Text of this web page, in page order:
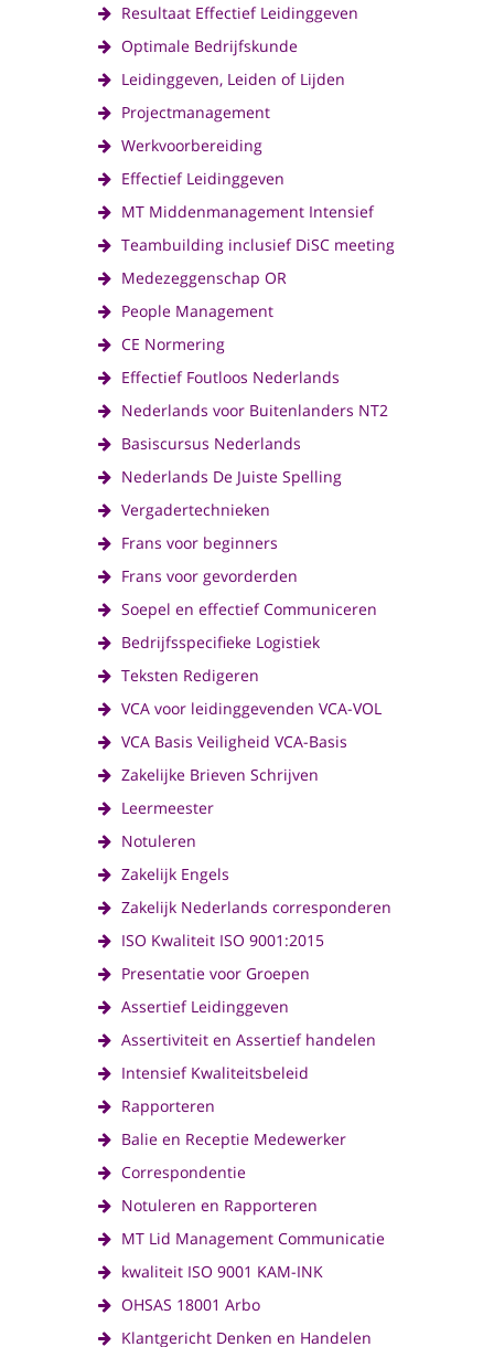
Resultaat Effectief Leidinggeven
Optimale Bedrijfskunde
Leidinggeven, Leiden of Lijden
Projectmanagement
Werkvoorbereiding
Effectief Leidinggeven
MT Middenmanagement Intensief
Teambuilding inclusief DiSC meeting
Medezeggenschap OR
People Management
CE Normering
Effectief Foutloos Nederlands
Nederlands voor Buitenlanders NT2
Basiscursus Nederlands
Nederlands De Juiste Spelling
Vergadertechnieken
Frans voor beginners
Frans voor gevorderden
Soepel en effectief Communiceren
Bedrijfsspecifieke Logistiek
Teksten Redigeren
VCA voor leidinggevenden VCA-VOL
VCA Basis Veiligheid VCA-Basis
Zakelijke Brieven Schrijven
Leermeester
Notuleren
Zakelijk Engels
Zakelijk Nederlands corresponderen
ISO Kwaliteit ISO 9001:2015
Presentatie voor Groepen
Assertief Leidinggeven
Assertiviteit en Assertief handelen
Intensief Kwaliteitsbeleid
Rapporteren
Balie en Receptie Medewerker
Correspondentie
Notuleren en Rapporteren
MT Lid Management Communicatie
kwaliteit ISO 9001 KAM-INK
OHSAS 18001 Arbo
Klantgericht Denken en Handelen